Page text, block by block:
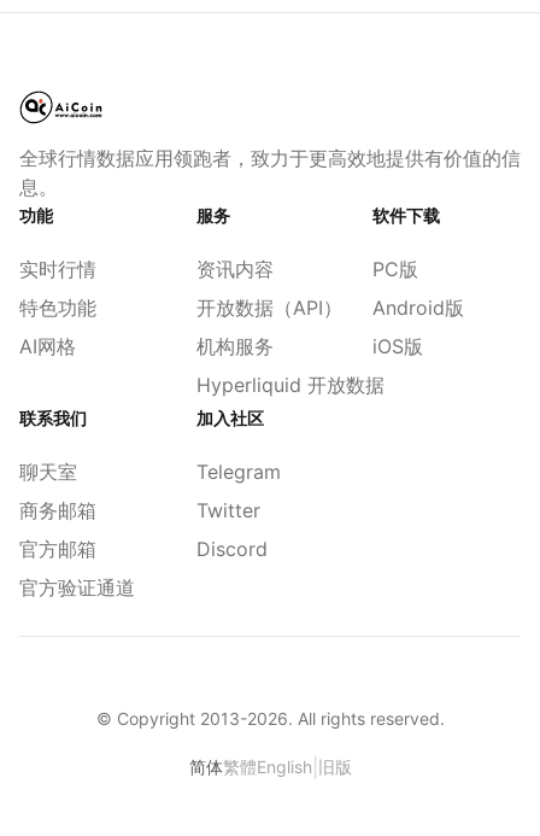
全球行情数据应用领跑者，致力于更高效地提供有价值的信
息。
功能
实时行情
特色功能
AI网格
服务
资讯内容
开放数据（API）
机构服务
Hyperliquid 开放数据
软件下载
PC版
Android版
iOS版
联系我们
聊天室
商务邮箱
官方邮箱
官方验证通道
加入社区
Telegram
Twitter
Discord
© Copyright 2013-2026. All rights reserved.
简体繁體English 旧版